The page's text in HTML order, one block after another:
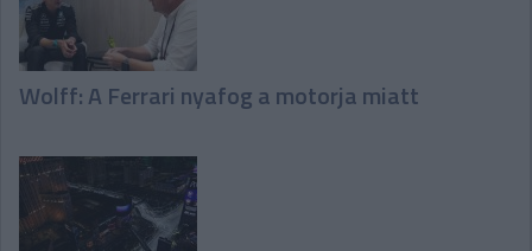
Wolff: A Ferrari nyafog a motorja miatt